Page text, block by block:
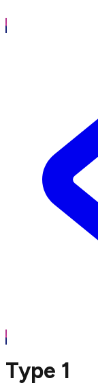
Type 1